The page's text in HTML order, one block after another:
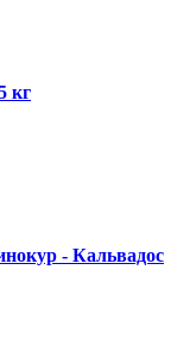
кг
- Кальвадос